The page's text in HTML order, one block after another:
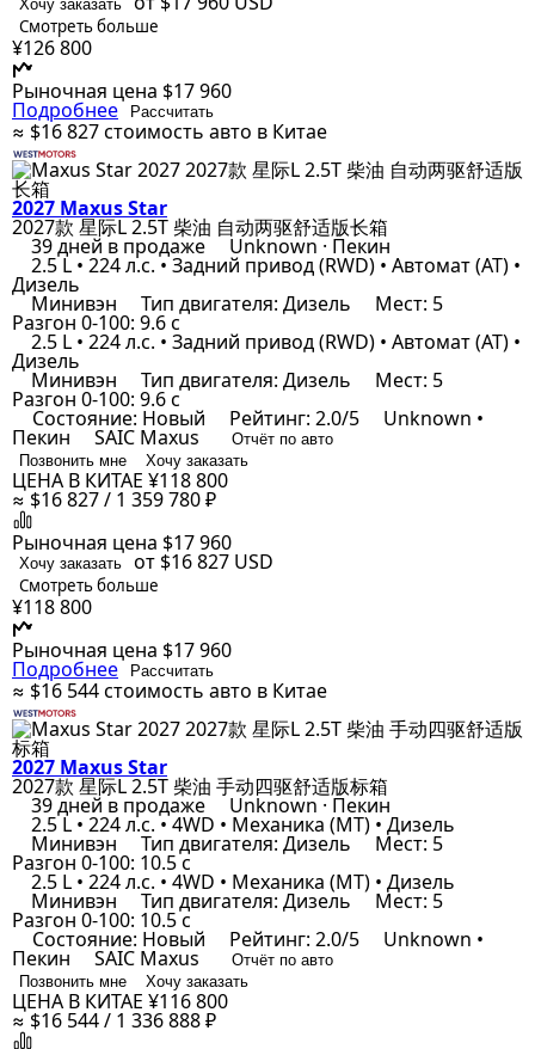
Хочу заказать
Смотреть больше
¥126 800
Рыночная цена $17 960
Подробнее Рассчитать
≈ $16 827стоимость авто в Китае
2027 Maxus Star
2027款 星际L 2.5T 柴油 自动两驱舒适版长箱
39 дней в продаже Unknown · Пекин
2.5 L • 224 л.с. • Задний привод (RWD) • Автомат (AT) •
Дизель
Минивэн Тип двигателя: Дизель Мест: 5
Разгон 0-100: 9.6 с
2.5 L • 224 л.с. • Задний привод (RWD) • Автомат (AT) •
Дизель
Минивэн Тип двигателя: Дизель Мест: 5
Разгон 0-100: 9.6 с
Состояние: Новый Рейтинг: 2.0/5 Unknown •
Пекин SAIC Maxus
Отчёт по авто
Позвонить мне
Хочу заказать
ЦЕНА В КИТАЕ ¥118 800
≈ $16 827 / 1 359 780 ₽
Рыночная цена $17 960
Хочу заказать от $16 827 USD
Смотреть больше
¥118 800
Рыночная цена $17 960
Подробнее Рассчитать
≈ $16 544стоимость авто в Китае
2027 Maxus Star
2027款 星际L 2.5T 柴油 手动四驱舒适版标箱
39 дней в продаже Unknown · Пекин
2.5 L • 224 л.с. • 4WD • Механика (MT) • Дизель
Минивэн Тип двигателя: Дизель Мест: 5
Разгон 0-100: 10.5 с
2.5 L • 224 л.с. • 4WD • Механика (MT) • Дизель
Минивэн Тип двигателя: Дизель Мест: 5
Разгон 0-100: 10.5 с
Состояние: Новый Рейтинг: 2.0/5 Unknown •
Пекин SAIC Maxus
Отчёт по авто
Позвонить мне
Хочу заказать
ЦЕНА В КИТАЕ ¥116 800
≈ $16 544 / 1 336 888 ₽